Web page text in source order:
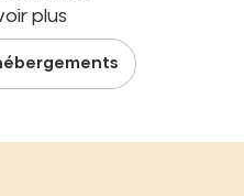
plus